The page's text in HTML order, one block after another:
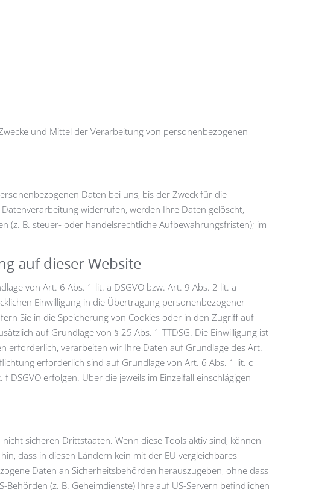
und Mittel der Verarbeitung von personenbezogenen
Daten bei uns, bis der Zweck für die
widerrufen, werden Ihre Daten gelöscht,
(z. B. steuer- oder handelsrechtliche Aufbewahrungsfristen); im
auf dieser Website
von Art. 6 Abs. 1 lit. a DSGVO bzw. Art. 9 Abs. 2 lit. a
Einwilligung in die Übertragung personenbezogener
Sie in die Speicherung von Cookies oder in den Zugriff auf
auf Grundlage von § 25 Abs. 1 TTDSG. Die Einwilligung ist
verarbeiten wir Ihre Daten auf Grundlage des Art.
erforderlich sind auf Grundlage von Art. 6 Abs. 1 lit. c
erfolgen. Über die jeweils im Einzelfall einschlägigen
sicheren Drittstaaten. Wenn diese Tools aktiv sind, können
dass in diesen Ländern kein mit der EU vergleichbares
Daten an Sicherheitsbehörden herauszugeben, ohne dass
(z. B. Geheimdienste) Ihre auf US-Servern befindlichen